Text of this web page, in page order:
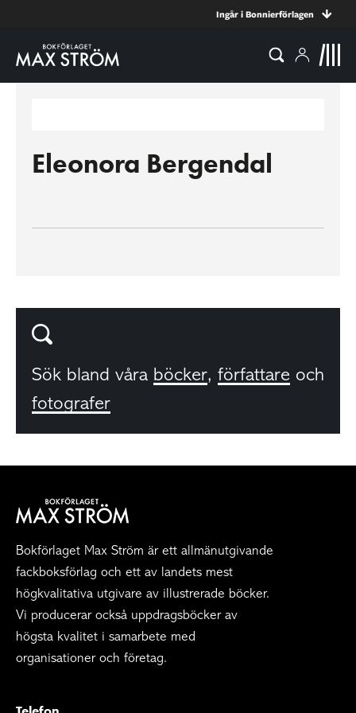
Ingår i Bonnierförlagen
Eleonora Bergendal
Sök bland våra böcker, författare och
fotografer
Bokförlaget Max Ström är ett allmänutgivande
fackboksförlag och ett av landets mest
högkvalitativa utgivare av illustrerade böcker.
Vi producerar också uppdragsböcker av
högsta kvalitet i samarbete med
organisationer och företag.